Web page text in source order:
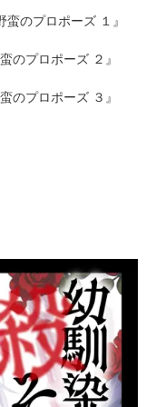
のプロポーズ １』
のプロポーズ ２』
のプロポーズ ３』